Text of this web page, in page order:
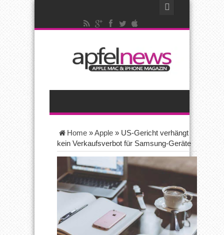
Home »Apple » US-Gericht verhängt
kein Verkaufsverbot für Samsung-Geräte